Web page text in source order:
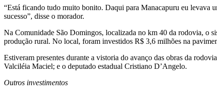
“Está ficando tudo muito bonito. Daqui para Manacapuru eu levava
sucesso”, disse o morador.
Na Comunidade São Domingos, localizada no km 40 da rodovia, o
produção rural. No local, foram investidos R$ 3,6 milhões na
Estiveram presentes durante a vistoria do avanço das obras da
Valciléia Maciel; e o deputado estadual Cristiano D’Angelo.
Outros investimentos